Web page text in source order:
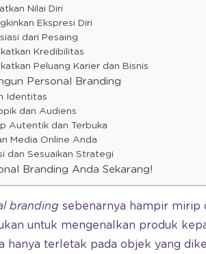
Nilai Diri
Ekspresi Diri
dari Pesaing
Kredibilitas
Peluang Karier dan Bisnis
Personal Branding
Identitas
dan Audiens
Autentik dan Terbuka
Media Online Anda
dan Sesuaikan Strategi
Branding Anda Sekarang!
branding sebenarnya hampir mirip
untuk mengenalkan produk
hanya terletak pada objek yang